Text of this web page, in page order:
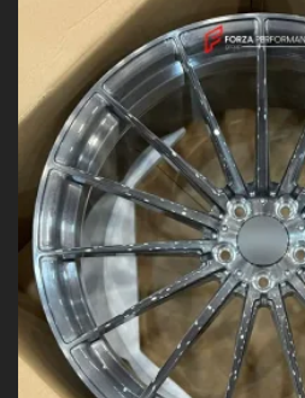
Марка
Audi